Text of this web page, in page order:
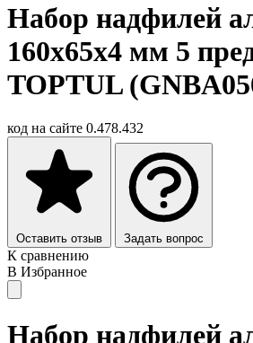
Набор надфилей
160х65x4 мм 5
TOPTUL
код на сайте 0.478.432
Оставить отзыв Задать вопрос
К сравнению
В Избранное
Набор надфилей